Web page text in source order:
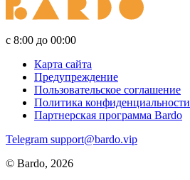
с 8:00 до 00:00
Карта сайта
Предупреждение
Пользовательское соглашение
Политика конфиденциальности
Партнерская программа Bardo
Telegram support@bardo.vip
© Bardo, 2026